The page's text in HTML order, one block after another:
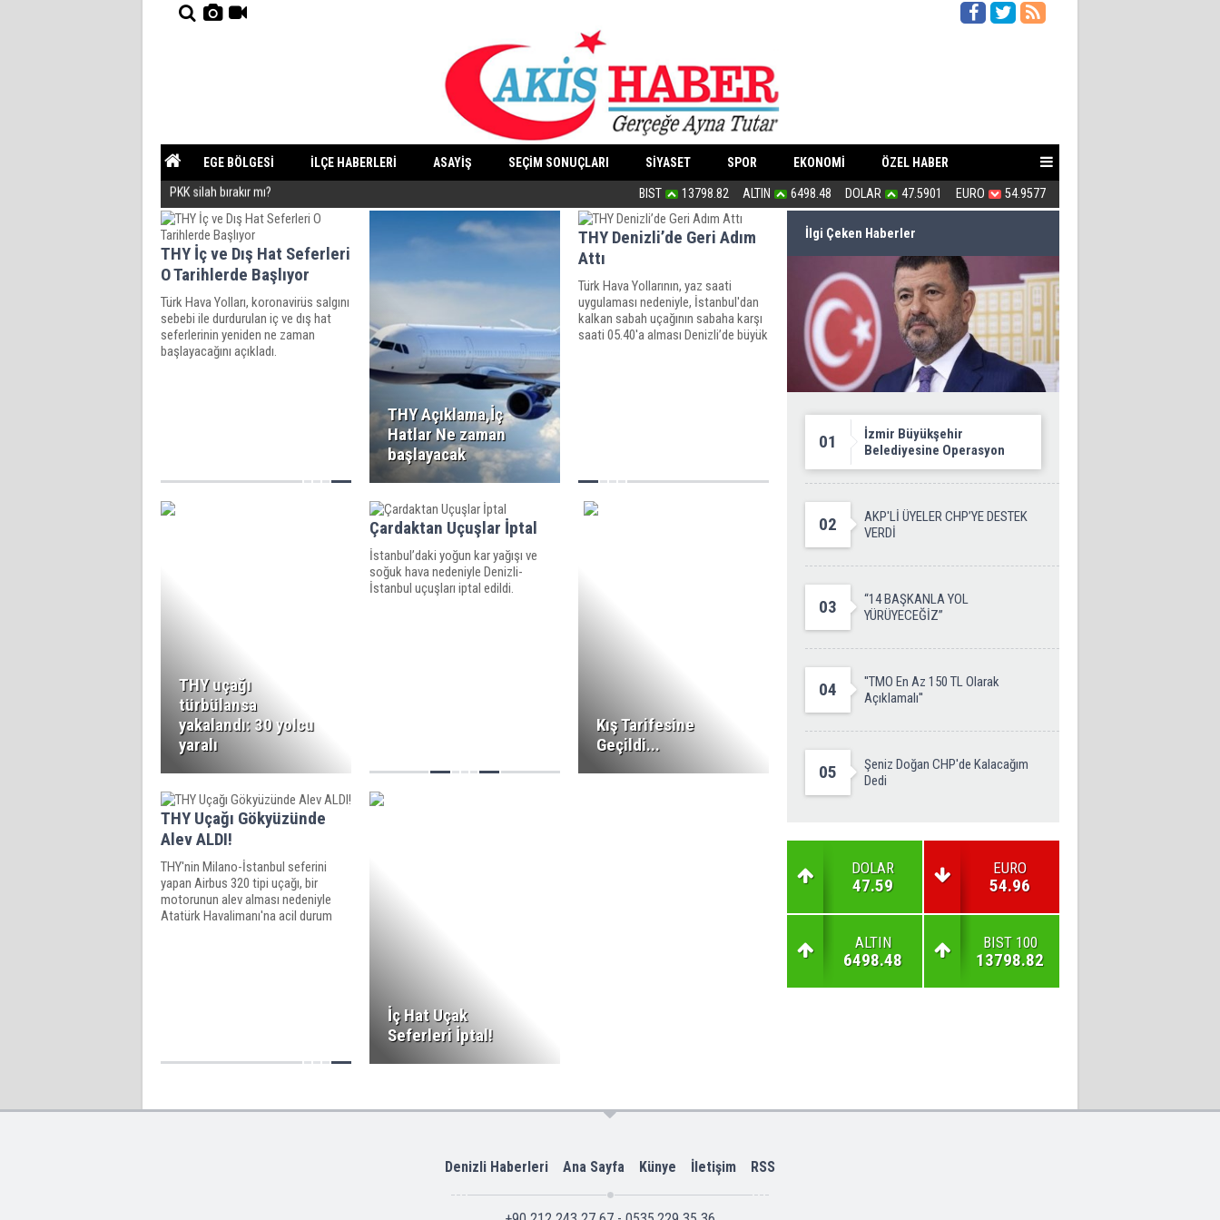
EGE BÖLGESİ İLÇE HABERLERİ ASAYİŞ SEÇİM SONUÇLARI SİYASET SPOR EKONOMİ ÖZEL HABER
YAZARLAR
PKK silah bırakır mı?
Çete Lideri Gibi Davranan Vali!
Süreci dikkatlice takip ediyoruz
BIST 13798.82 ALTIN 6498.48 DOLAR 47.5901 EURO 54.9577
THY İç ve Dış Hat Seferleri
O Tarihlerde Başlıyor
Türk Hava Yolları, koronavirüs salgını
sebebi ile durdurulan iç ve dış hat
seferlerinin yeniden ne zaman
başlayacağını açıkladı.
THY Açıklama,İç
Hatlar Ne zaman
başlayacak
THY Denizli’de Geri Adım
Attı
Türk Hava Yollarının, yaz saati
uygulaması nedeniyle, İstanbul'dan
kalkan sabah uçağının sabaha karşı
saati 05.40'a alması Denizli’de büyük
THY uçağı
türbülansa
yakalandı: 30 yolcu
yaralı
Çardaktan Uçuşlar İptal
İstanbul’daki yoğun kar yağışı ve
soğuk hava nedeniyle Denizli-
İstanbul uçuşları iptal edildi.
Kış Tarifesine
Geçildi...
THY Uçağı Gökyüzünde
Alev ALDI!
THY'nin Milano-İstanbul seferini
yapan Airbus 320 tipi uçağı, bir
motorunun alev alması nedeniyle
Atatürk Havalimanı'na acil durum
İç Hat Uçak
Seferleri İptal!
İlgi Çeken Haberler
01
İzmir Büyükşehir
Belediyesine Operasyon
02
AKP'Lİ ÜYELER CHP’YE DESTEK
VERDİ
03
“14 BAŞKANLA YOL
YÜRÜYECEĞİZ”
04
''TMO En Az 150 TL Olarak
Açıklamalı''
05
Şeniz Doğan CHP'de Kalacağım
Dedi
DOLAR
47.59
EURO
54.96
ALTIN
6498.48
BIST 100
13798.82
Denizli Haberleri Ana Sayfa Künye İletişim RSS